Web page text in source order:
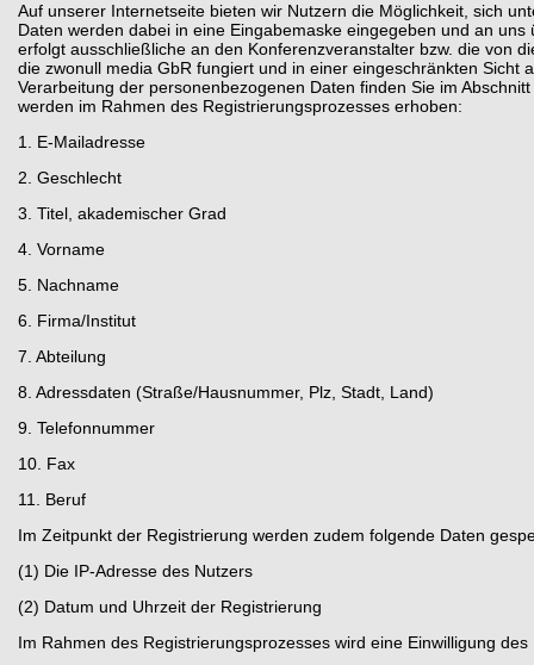
Auf unserer Internetseite bieten wir Nutzern die Möglichkeit, sich
Daten werden dabei in eine Eingabemaske eingegeben und an
erfolgt ausschließliche an den Konferenzveranstalter bzw. die von
die zwonull media GbR fungiert und in einer eingeschränkten Sicht
Verarbeitung der personenbezogenen Daten finden Sie im Abschnitt
werden im Rahmen des Registrierungsprozesses erhoben:
1. E-Mailadresse
2. Geschlecht
3. Titel, akademischer Grad
4. Vorname
5. Nachname
6. Firma/Institut
7. Abteilung
8. Adressdaten (Straße/Hausnummer, Plz, Stadt, Land)
9. Telefonnummer
10. Fax
11. Beruf
Im Zeitpunkt der Registrierung werden zudem folgende Daten
(1) Die IP-Adresse des Nutzers
(2) Datum und Uhrzeit der Registrierung
Im Rahmen des Registrierungsprozesses wird eine Einwilligung